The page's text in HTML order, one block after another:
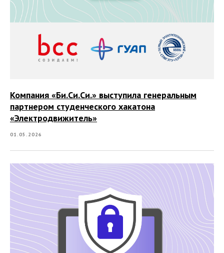
Компания «Би.Си.Си.» выступила генеральным
партнером студенческого хакатона
«Электродвижитель»
01.05.2026
Все права защищены.
Политика обработки персональных данных
↑
↑